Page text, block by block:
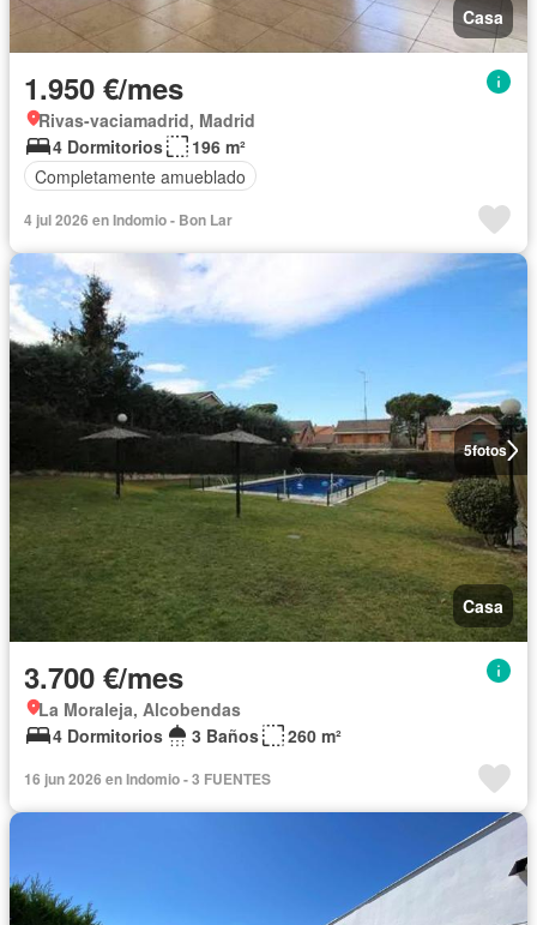
Casa
1.950 €/mes
Rivas-vaciamadrid, Madrid
4 Dormitorios
196 m²
Completamente amueblado
4 jul 2026 en Indomio - Bon Lar
5fotos
Casa
3.700 €/mes
La Moraleja, Alcobendas
4 Dormitorios
3 Baños 260 m²
16 jun 2026 en Indomio - 3 FUENTES